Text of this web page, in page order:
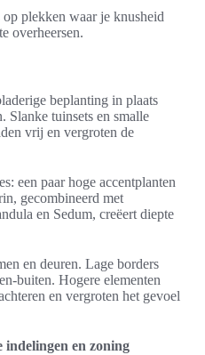
plekken waar je knusheid
overheersen.
beplanting in plaats
Slanke tuinsets en smalle
vrij en vergroten de
een paar hoge accentplanten
gecombineerd met
en Sedum, creëert diepte
en deuren. Lage borders
buiten. Hogere elementen
en vergroten het gevoel
en zoning